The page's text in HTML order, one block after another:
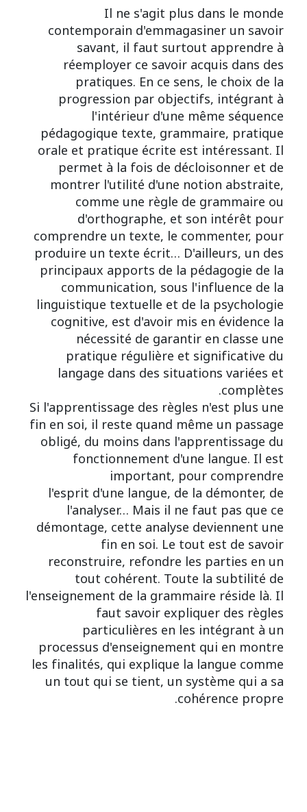
Il ne s'agit plus dans le monde
contemporain d'emmagasiner un savoir
savant, il faut surtout apprendre à
réemployer ce savoir acquis dans des
pratiques. En ce sens, le choix de la
progression par objectifs, intégrant à
l'intérieur d'une même séquence
pédagogique texte, grammaire, pratique
orale et pratique écrite est intéressant. Il
permet à la fois de décloisonner et de
montrer l'utilité d'une notion abstraite,
comme une règle de grammaire ou
d'orthographe, et son intérêt pour
comprendre un texte, le commenter, pour
produire un texte écrit… D'ailleurs, un des
principaux apports de la pédagogie de la
communication, sous l'influence de la
linguistique textuelle et de la psychologie
cognitive, est d'avoir mis en évidence la
nécessité de garantir en classe une
pratique régulière et significative du
langage dans des situations variées et
complètes.
Si l'apprentissage des règles n'est plus une
fin en soi, il reste quand même un passage
obligé, du moins dans l'apprentissage du
fonctionnement d'une langue. Il est
important, pour comprendre
l'esprit d'une langue, de la démonter, de
l'analyser… Mais il ne faut pas que ce
démontage, cette analyse deviennent une
fin en soi. Le tout est de savoir
reconstruire, refondre les parties en un
tout cohérent. Toute la subtilité de
l'enseignement de la grammaire réside là. Il
faut savoir expliquer des règles
particulières en les intégrant à un
processus d'enseignement qui en montre
les finalités, qui explique la langue comme
un tout qui se tient, un système qui a sa
cohérence propre.